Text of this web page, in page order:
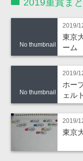
No thumbnail
2019/
東京
ーム
No thumbnail
2019/
ホー
ェル
2019/
東京